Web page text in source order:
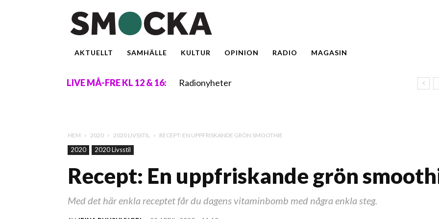
AKTUELLT SAMHÄLLE KULTUR OPINION RADIO MAGASIN
LIVE MÅ-FRE KL 12 & 16: Radionyheter
HEM 2020 2020 LIVSSTIL RECEPT: EN UPPFRISKANDE GRÖN SMOOTHIE
2020 2020 Livsstil
Recept: En uppfriskande grön
Med det här enkla receptet får du dagens vitaminbomb med några enkla steg.